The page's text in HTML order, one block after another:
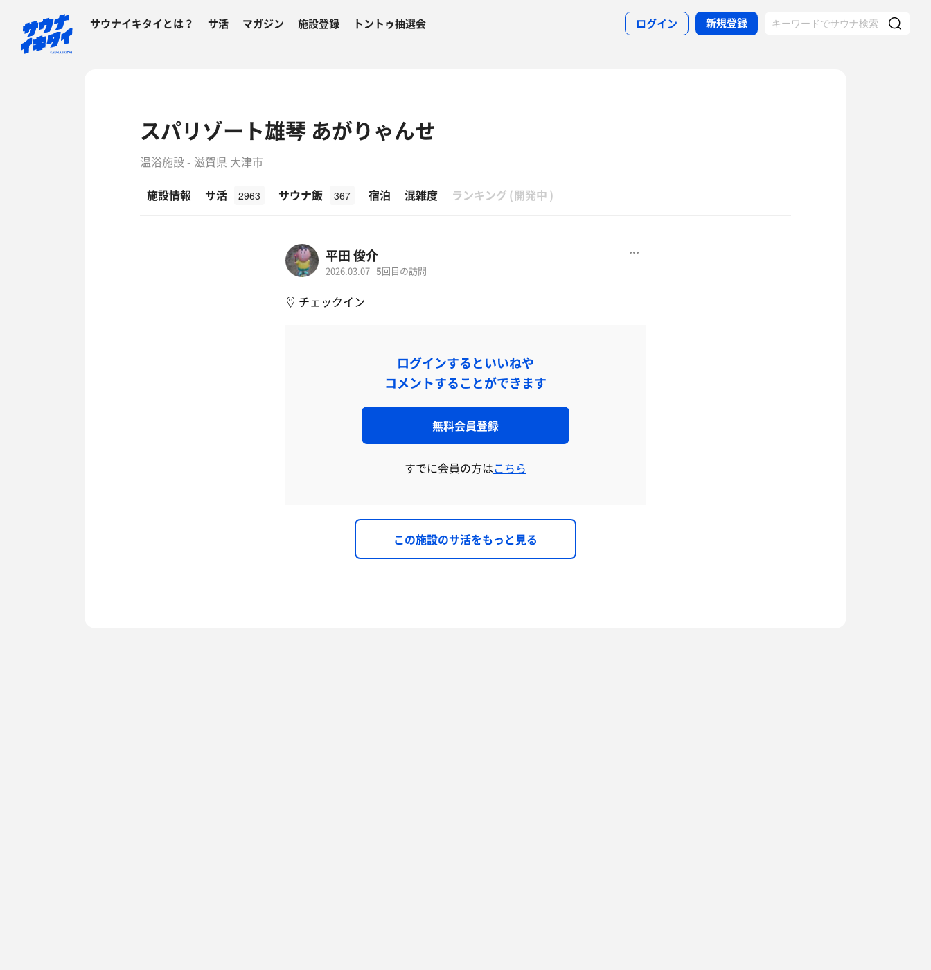
サウナイキタイとは？ サ活 マガジン 施設登録 トントゥ抽選会 ログイン 新規登録
スパリゾート雄琴 あがりゃんせ
温浴施設 - 滋賀県 大津市
施設情報
サ活 2963 サウナ飯 367 宿泊 混雑度 ランキング (開発中 )
平田 俊介
2026.03.07 5回目の訪問
チェックイン
ログインするといいねや
コメントすることができます
無料会員登録
すでに会員の方はこちら
この施設のサ活をもっと見る